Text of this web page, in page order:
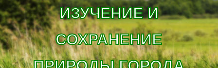
ИЗУЧЕНИЕ И
СОХРАНЕНИЕ